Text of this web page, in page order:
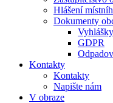
Hlášení
Dokumenty
Vyhlášky
GDPR
Kontakty
Kontakty
Napište nám
V obraze